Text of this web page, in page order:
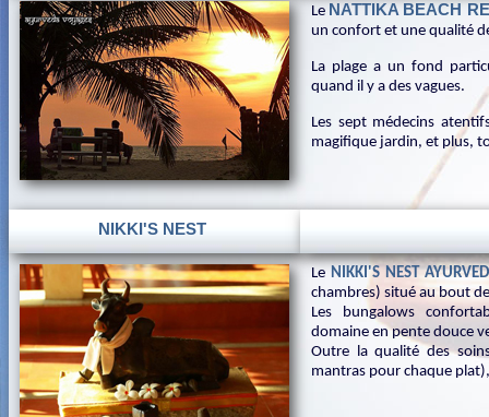
Le NATTIKA BEACH
un confort et une qualité
La plage a un fond
quand il y a des vagues.
Les sept médecins
magifique jardin, et plus,
NIKKI'S NEST
Le NIKKI'S NEST
chambres) situé au bout
Les bungalows
domaine en pente douce
Outre la qualité des
mantras pour chaque